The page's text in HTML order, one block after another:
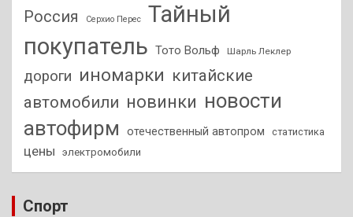
Россия Серхио Перес
Тайный
покупатель Тото Вольф Шарль Леклер
дороги иномарки китайские
автомобили новинки новости
автофирм
отечественный автопром статистика
цены электромобили
Спорт